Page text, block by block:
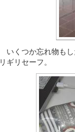
いくつか忘れ物もし
リギリセーフ。